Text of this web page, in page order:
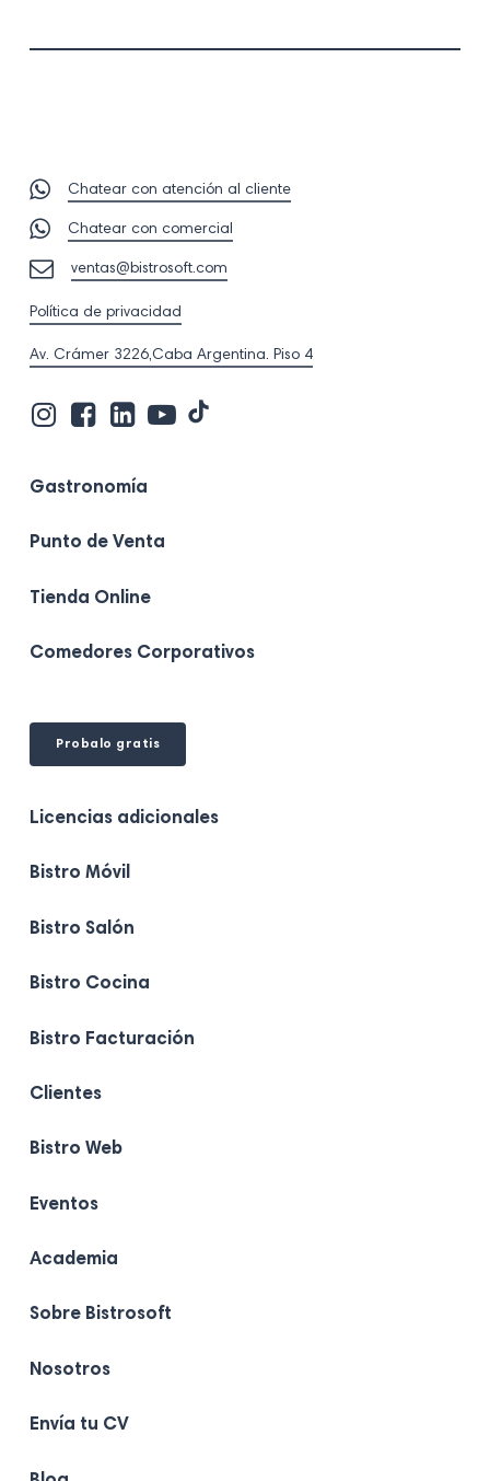
Chatear con atención al cliente
Chatear con comercial
ventas@bistrosoft.com
Política de privacidad
Av. Crámer 3226,Caba Argentina. Piso 4
Visita
en
Visita
en
Visita
en
VisitaVisita
Gastronomía
Punto de Venta
Tienda Online
Comedores Corporativos
Probalo gratis
Licencias adicionales
Bistro Móvil
Bistro Salón
Bistro Cocina
Bistro Facturación
Clientes
Bistro Web
Eventos
Academia
Sobre Bistrosoft
Nosotros
Envía tu CV